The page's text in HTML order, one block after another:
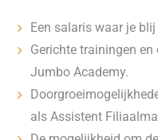
Een salaris waar je
Gerichte trainingen
Jumbo Academy.
als Assistent